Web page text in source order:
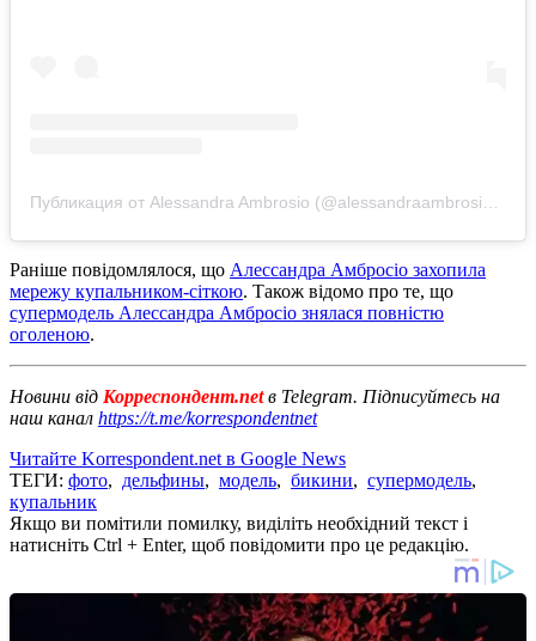
Публикация от Alessandra Ambrosio (@alessandraambrosio)
Раніше повідомлялося, що Алессандра Амбросіо захопила
мережу купальником-сіткою. Також відомо про те, що
супермодель Алессандра Амбросіо знялася повністю
оголеною.
Новини від Корреспондент.netв Telegram. Підписуйтесь на
наш канал https://t.me/korrespondentnet
Читайте Korrespondent.net в Google News
ТЕГИ: фото, дельфины, модель, бикини, супермодель,
купальник
Якщо ви помітили помилку, виділіть необхідний текст і
натисніть Ctrl + Enter, щоб повідомити про це редакцію.